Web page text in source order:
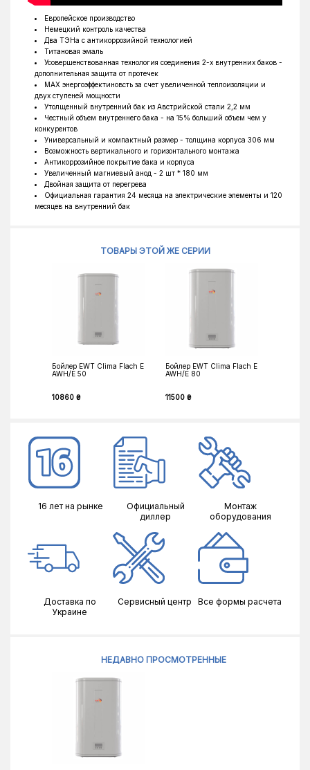
Европейское производство
Немецкий контроль качества
Два ТЭНа с антикоррозийной технологией
Титановая эмаль
Усовершенствованная технология соединения 2-х внутренних баков -
дополнительная защита от протечек
MAX энергоэффектиновсть за счет увеличенной теплоизоляции и
двух ступеней мощности
Утолщенный внутренний бак из Австрийской стали 2,2 мм
Честный объем внутреннего бака - на 15% больший объем чем у
конкурентов
Универсальный и компактный размер - толщина корпуса 306 мм
Возможность вертикального и горизонтального монтажа
Антикоррозийное покрытие бака и корпуса
Увеличенный магниевый анод - 2 шт * 180 мм
Двойная защита от перегрева
Официальная гарантия 24 месяца на электрические элементы и 120
месяцев на внутренний бак
ТОВАРЫ ЭТОЙ ЖЕ СЕРИИ
Бойлер EWT Clima Flach E
AWH/E 50
10860 ₴
Бойлер EWT Clima Flach E
AWH/E 80
11500 ₴
16 лет на рынке
Официальный
диллер
Монтаж
оборудования
Доставка по
Украине
Сервисный центр Все формы расчета
НЕДАВНО ПРОСМОТРЕННЫЕ